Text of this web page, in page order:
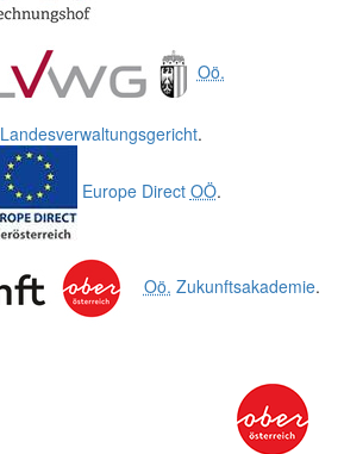
Oö.
Landesverwaltungsgericht.
Europe Direct OÖ.
Oö. Zukunftsakademie.